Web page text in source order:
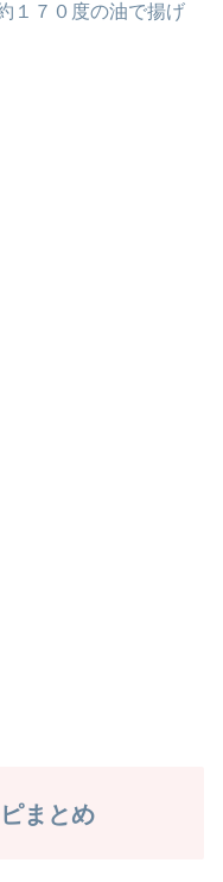
７０度の油で揚げ
まとめ